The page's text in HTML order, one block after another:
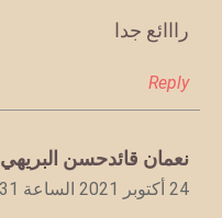
رااائع جدا
Reply
يقول
نعمان قائدحسن البريهي
24 أكتوبر 2021 الساعة 5:31 م